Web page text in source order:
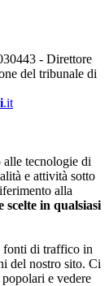
- Direttore
del tribunale di
.it
alle tecnologie di
e attività sotto
alla
scelte in qualsiasi
fonti di traffico in
del nostro sito. Ci
e vedere